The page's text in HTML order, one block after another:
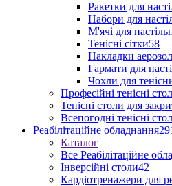
Ракетки для
Набори для
М'ячі для
Тенісні сітки58
Накладки
Гармати для
Чохли для
Професійні тенісні
Тенісні столи для
Всепогодні тенісні
Реабілітаційне обладнання
Каталог
Все Реабілітаційне
Інверсійні столи42
Кардіотренажери для